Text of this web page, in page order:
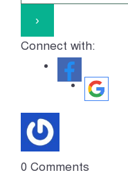
Connect with:
0 Comments